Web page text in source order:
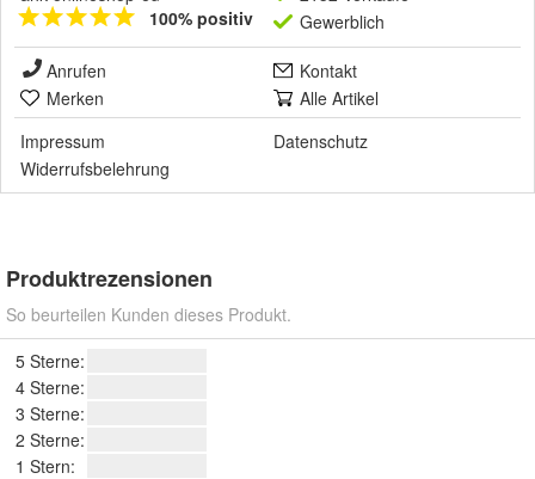
100% positiv
Gewerblich
Anrufen
Kontakt
Merken
Alle Artikel
Impressum
Datenschutz
Widerrufsbelehrung
Produktrezensionen
So beurteilen Kunden dieses Produkt.
5 Sterne:
4 Sterne:
3 Sterne:
2 Sterne:
1 Stern: